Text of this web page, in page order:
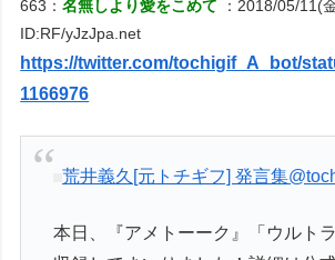
663：名無しより愛をこめて
：2018/05/11(
ID:RF/yJzJpa.net
https://twitter.com/tochigif_A_bot/
1166976
荒井義久[元トチギフ] 発言集
本日、『アメトーーク』「ウルトラ